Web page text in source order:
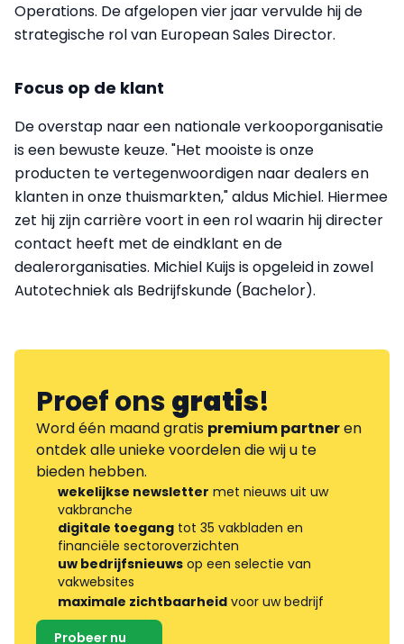
Operations. De afgelopen vier jaar vervulde hij de
strategische rol van European Sales Director.
Focus op de klant
De overstap naar een nationale verkooporganisatie
is een bewuste keuze. "Het mooiste is onze
producten te vertegenwoordigen naar dealers en
klanten in onze thuismarkten," aldus Michiel. Hiermee
zet hij zijn carrière voort in een rol waarin hij directer
contact heeft met de eindklant en de
dealerorganisaties. Michiel Kuijs is opgeleid in zowel
Autotechniek als Bedrijfskunde (Bachelor).
Proef onsgratis!
Word één maand gratis premium partneren
ontdek alle unieke voordelen die wij u te
bieden hebben.
wekelijkse newsletter met nieuws uit uw
vakbranche
digitale toegang tot 35 vakbladen en
financiële sectoroverzichten
uw bedrijfsnieuws op een selectie van
vakwebsites
maximale zichtbaarheid voor uw bedrijf
Probeer nu